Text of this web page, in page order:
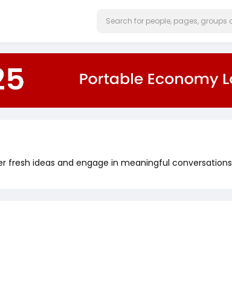
fresh ideas and engage in meaningful conversations